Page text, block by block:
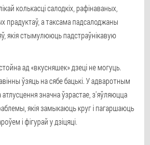
колькасці салодкіх, рафінаваных,
прадуктаў, а таксама падсалоджаны
якія стымулююць падстраўнікавую
ад «вкусняшек» дзеці не могуць.
ўзяць на сябе бацькі. У адваротным
значна ўзрастае, з'яўляюцца
якія замыкаюць круг і пагаршаюць
і фігурай у дзіцяці.